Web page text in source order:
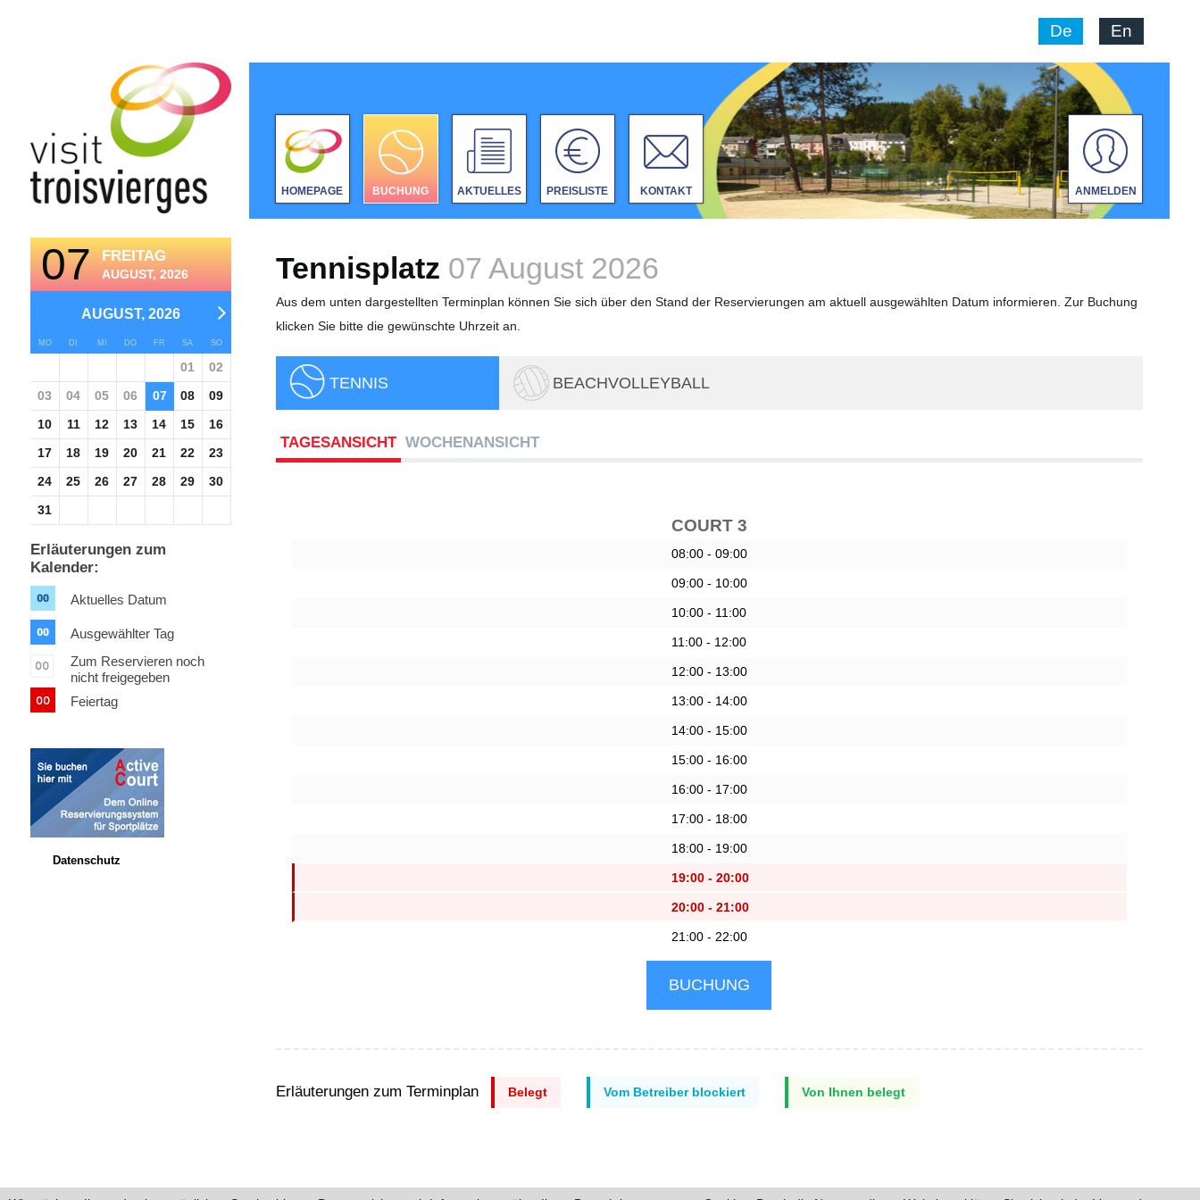
De En
07 FREITAG
AUGUST, 2026
AUGUST, 2026
MO DI MI DO FR SA SO
01
02
03
04 05 06 07 08
09
10
11 12 13 14 15
16
17
18 19 20 21 22
23
24
25 26 27 28 29
30
31
Erläuterungen zum
Kalender:
Aktuelles Datum
Ausgewählter Tag
Zum Reservieren noch
nicht freigegeben
Feiertag
Datenschutz
ANMELDEN
HOMEPAGE BUCHUNG AKTUELLES PREISLISTE KONTAKT
Tennisplatz 07 August 2026
Aus dem unten dargestellten Terminplan können Sie sich über den Stand der Reservierungen am aktuell ausgewählten Datum informieren. Zur Buchung
klicken Sie bitte die gewünschte Uhrzeit an.
TENNIS BEACHVOLLEYBALL
TAGESANSICHT WOCHENANSICHT
COURT 3
08:00 - 09:00
09:00 - 10:00
10:00 - 11:00
11:00 - 12:00
12:00 - 13:00
13:00 - 14:00
14:00 - 15:00
15:00 - 16:00
16:00 - 17:00
17:00 - 18:00
18:00 - 19:00
19:00 - 20:00
20:00 - 21:00
21:00 - 22:00
Erläuterungen zum Terminplan Belegt Vom Betreiber blockiert Von Ihnen belegt